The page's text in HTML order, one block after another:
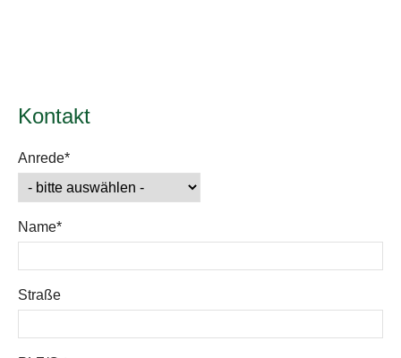
Kontakt
Pflichtfeld
Anrede*
Pflichtfeld
Name*
Straße